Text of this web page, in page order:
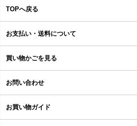
TOPへ戻る
お支払い・送料について
買い物かごを見る
お問い合わせ
お買い物ガイド